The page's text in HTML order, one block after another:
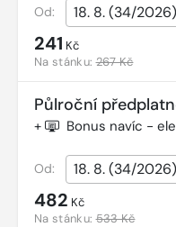
Od:
241 Kč
Na stánku:267 Kč
Půlroční
+ Bonus navíc -
Od:
482 Kč
Na stánku:533 Kč